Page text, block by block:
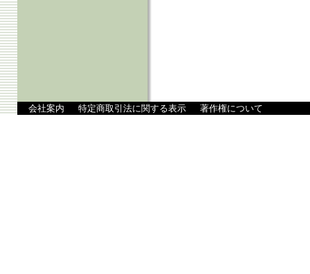
会社案内 特定商取引法に関する表示 著作権について